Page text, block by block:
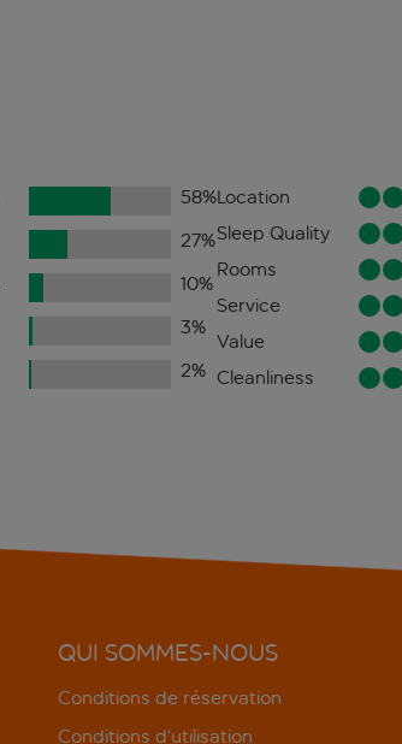
58%
27%
10%
3%
2%
Location
Sleep Quality
Rooms
Service
Value
Cleanliness
QUI SOMMES-NOUS
Conditions de réservation
Conditions d’utilisation